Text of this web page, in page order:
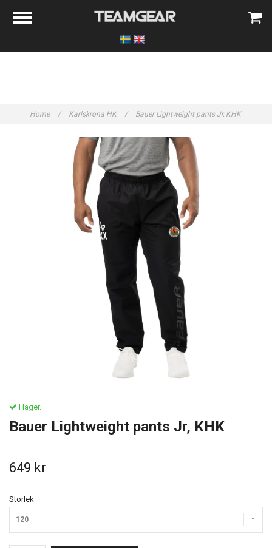
Home / Karlskrona HK / Bauer Lightweight pants Jr, KHK
I lager.
Bauer Lightweight pants Jr, KHK
649 kr
Storlek
120